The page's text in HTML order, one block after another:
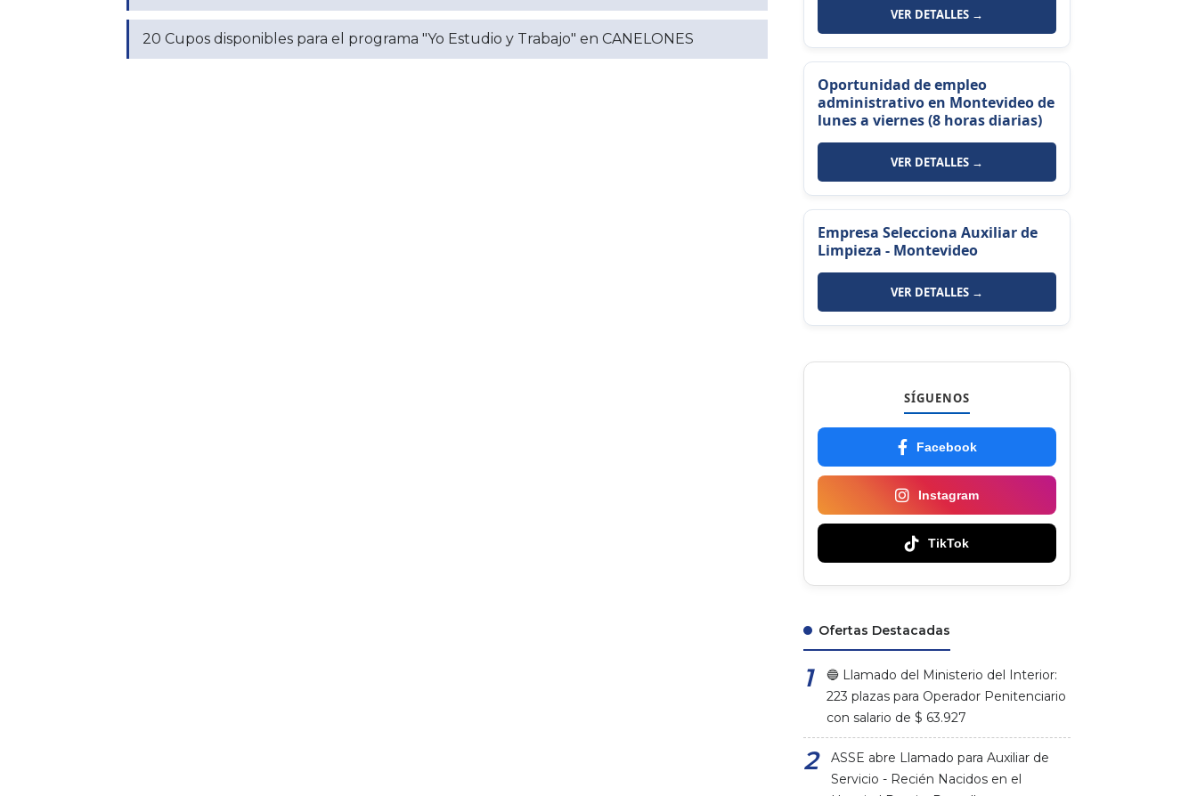
20 Cupos disponibles para el programa "Yo Estudio y Trabajo" en CANELONES
VER DETALLES →
Oportunidad de empleo
administrativo en Montevideo de
lunes a viernes (8 horas diarias)
VER DETALLES →
Empresa Selecciona Auxiliar de
Limpieza - Montevideo
VER DETALLES →
SÍGUENOS
Facebook
Instagram
TikTok
Ofertas Destacadas
🔵 Llamado del Ministerio del Interior:
223 plazas para Operador Penitenciario
con salario de $ 63.927
ASSE abre Llamado para Auxiliar de
Servicio - Recién Nacidos en el